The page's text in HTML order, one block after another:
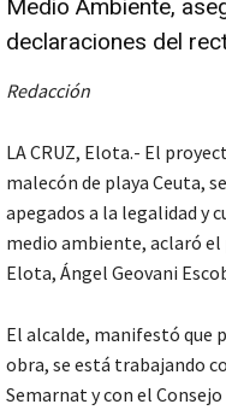
Medio Ambiente,
declaraciones del
Redacción
LA CRUZ, Elota.- El
malecón de playa Ceuta,
apegados a la legalidad y
medio ambiente, aclaró
Elota, Ángel Geovani
El alcalde, manifestó que
obra, se está trabajando
Semarnat y con el